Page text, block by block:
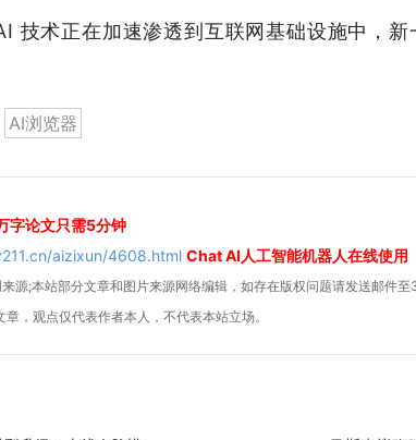
技术正在加速渗透到互联网基础设施中，
AI浏览器
字论文只需5分钟
aizixun/4608.html Chat AI人工智能机器人在线使用
源;本站部分文章和图片来源网络编辑，如存在版权问题请发送邮件
，观点仅代表作者本人，不代表本站立场。